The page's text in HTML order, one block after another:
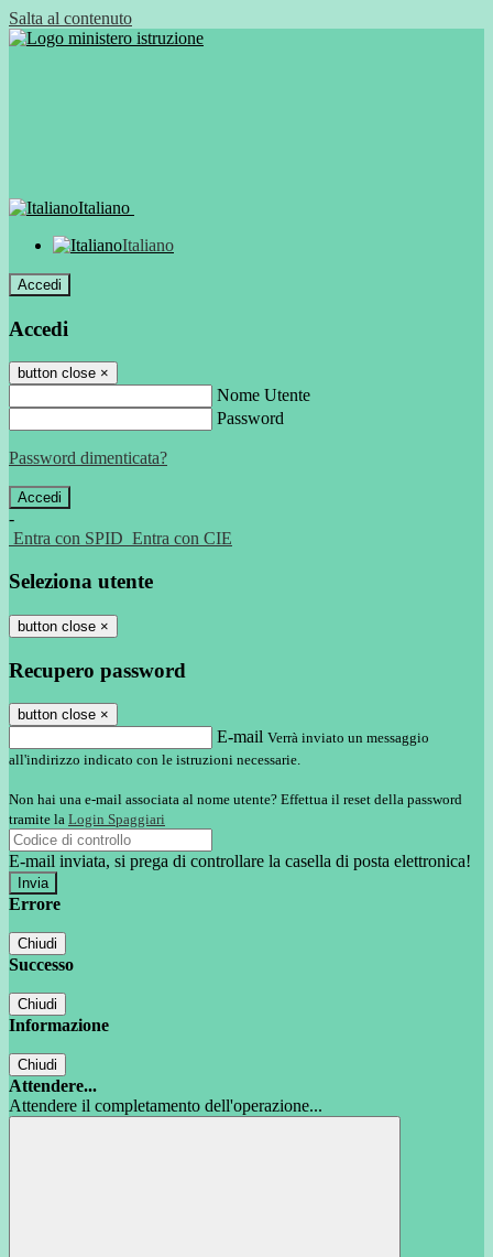
Salta al contenuto
Italiano
Italiano
Accedi
Accedi
button close ×
Nome Utente
Password
Password dimenticata?
-
Entra con SPID Entra con CIE
Seleziona utente
button close ×
Recupero password
button close ×
E-mail Verrà inviato un messaggio
all'indirizzo indicato con le istruzioni necessarie.
Non hai una e-mail associata al nome utente? Effettua il reset della password
tramite la Login Spaggiari
E-mail inviata, si prega di controllare la casella di posta elettronica!
Errore
Chiudi
Successo
Chiudi
Informazione
Chiudi
Attendere...
Attendere il completamento dell'operazione...